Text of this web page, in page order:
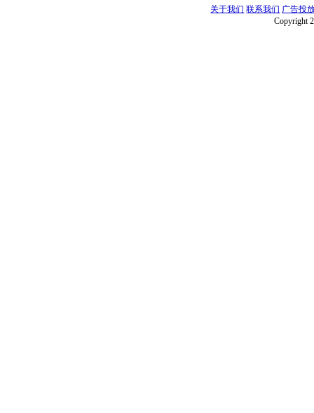
关于我们 联系我们 广告投
Copyright